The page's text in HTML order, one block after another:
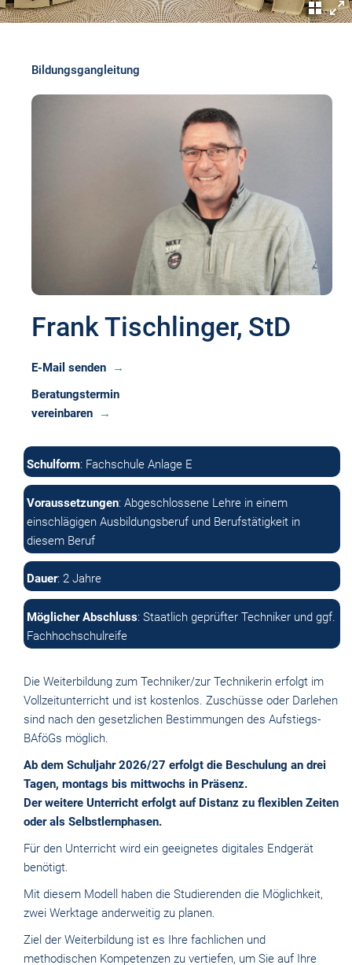
Bildungsgangleitung
Frank Tischlinger, StD
E-Mail senden
Beratungstermin
vereinbaren
Schulform: Fachschule Anlage E
Voraussetzungen: Abgeschlossene Lehre in einem
einschlägigen Ausbildungsberuf und Berufstätigkeit in
diesem Beruf
Dauer: 2 Jahre
Möglicher Abschluss: Staatlich geprüfter Techniker und ggf.
Fachhochschulreife
Die Weiterbildung zum Techniker/zur Technikerin erfolgt im
Vollzeitunterricht und ist kostenlos. Zuschüsse oder Darlehen
sind nach den gesetzlichen Bestimmungen des Aufstiegs-
BAföGs möglich.
Ab dem Schuljahr 2026/27 erfolgt die Beschulung an drei
Tagen, montags bis mittwochs in Präsenz.
Der weitere Unterricht erfolgt auf Distanz zu flexiblen Zeiten
oder als Selbstlernphasen.
Für den Unterricht wird ein geeignetes digitales Endgerät
benötigt.
Mit diesem Modell haben die Studierenden die Möglichkeit,
zwei Werktage anderweitig zu planen.
Ziel der Weiterbildung ist es Ihre fachlichen und
methodischen Kompetenzen zu vertiefen, um Sie auf Ihre